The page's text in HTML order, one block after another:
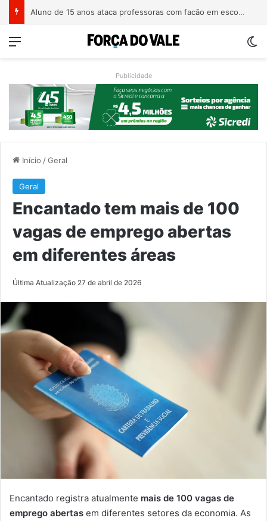
Homem é preso com revólver de numeração raspada em Teutônia
Menu
Publicidade
Início /Geral
Geral
Encantado tem mais de 100
vagas de emprego abertas
em diferentes áreas
Última Atualização 27 de abril de 2026
Encantado registra atualmente mais de 100 vagas de
emprego abertas em diferentes setores da economia. As